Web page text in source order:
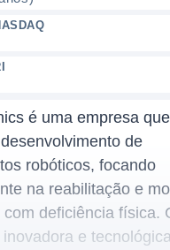
é uma empresa
de
robóticos, focando
na reabilitação e
com deficiência física.
e